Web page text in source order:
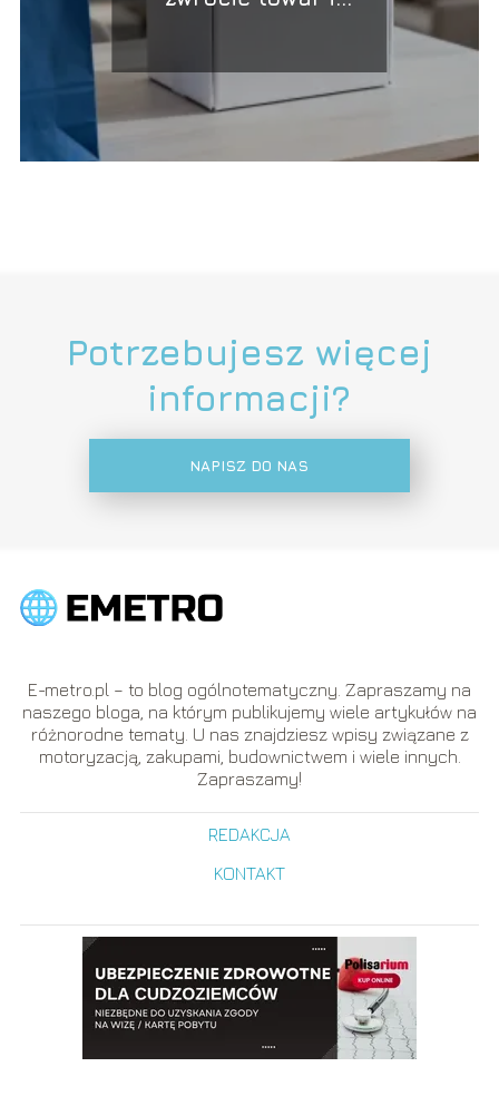
odzyskać pieniądze?
Potrzebujesz więcej
informacji?
NAPISZ DO NAS
E-metro.pl – to blog ogólnotematyczny. Zapraszamy na
naszego bloga, na którym publikujemy wiele artykułów na
różnorodne tematy. U nas znajdziesz wpisy związane z
motoryzacją, zakupami, budownictwem i wiele innych.
Zapraszamy!
REDAKCJA
KONTAKT